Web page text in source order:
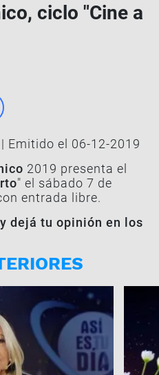
ciclo "Cine a
| Emitido el 06-12-2019
2019 presenta el
" el sábado 7 de
entrada libre.
dejá tu opinión en los